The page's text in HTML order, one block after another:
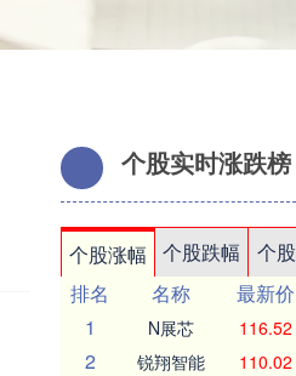
个股实时涨跌榜
个股涨幅 个股跌幅 个
排名
名称 最新价
1
N展芯 116.52
2 锐翔智能 110.02